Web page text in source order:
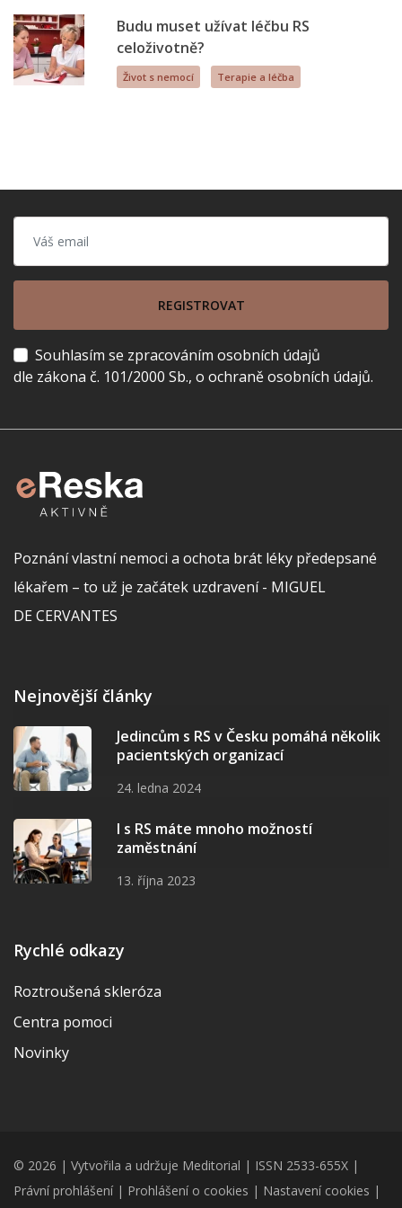
Budu muset užívat léčbu RS
celoživotně?
Život s nemocí Terapie a léčba
REGISTROVAT
Souhlasím se zpracováním osobních údajů
dle zákona č. 101/2000 Sb., o ochraně osobních údajů.
Poznání vlastní nemoci a ochota brát léky předepsané
lékařem – to už je začátek uzdravení - MIGUEL
DE CERVANTES
Nejnovější články
Jedincům s RS v Česku pomáhá několik
pacientských organizací
24. ledna 2024
I s RS máte mnoho možností
zaměstnání
13. října 2023
Rychlé odkazy
Roztroušená skleróza
Centra pomoci
Novinky
© 2026 | Vytvořila a udržuje Meditorial | ISSN 2533-655X |
Právní prohlášení | Prohlášení o cookies | Nastavení cookies |